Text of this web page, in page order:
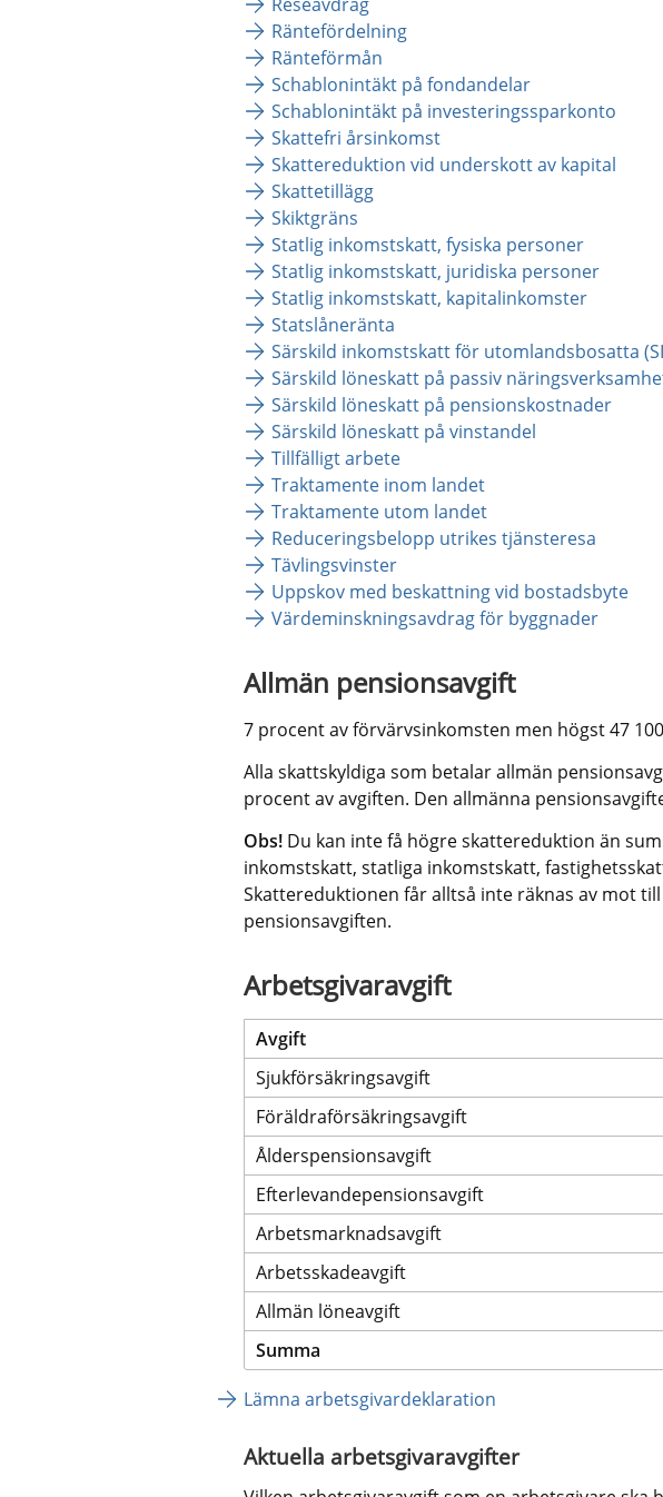
Räntefördelning
Ränteförmån
Schablonintäkt på fondandelar
Schablonintäkt på investeringssparkonto
Skattefri årsinkomst
Skattereduktion vid underskott av kapital
Skattetillägg
Skiktgräns
Statlig inkomstskatt, fysiska personer
Statlig inkomstskatt, juridiska personer
Statlig inkomstskatt, kapitalinkomster
Statslåneränta
Särskild inkomstskatt för utomlandsbosatta
Särskild löneskatt på passiv
Särskild löneskatt på pensionskostnader
Särskild löneskatt på vinstandel
Tillfälligt arbete
Traktamente inom landet
Traktamente utom landet
Reduceringsbelopp utrikes tjänsteresa
Tävlingsvinster
Uppskov med beskattning vid bostadsbyte
Värdeminskningsavdrag för byggnader
Allmän pensionsavgift
7 procent av förvärvsinkomsten men högst 47
Alla skattskyldiga som betalar allmän
procent av avgiften. Den allmänna
Obs! Du kan inte få högre skattereduktion än
inkomstskatt, statliga inkomstskatt,
Skattereduktionen får alltså inte räknas av mot
pensionsavgiften.
Arbetsgivaravgift
Avgift
Sjukförsäkringsavgift
Föräldraförsäkringsavgift
Ålderspensionsavgift
Efterlevandepensionsavgift
Arbetsmarknadsavgift
Arbetsskadeavgift
Allmän löneavgift
Summa
Lämna arbetsgivardeklaration
Aktuella arbetsgivaravgifter